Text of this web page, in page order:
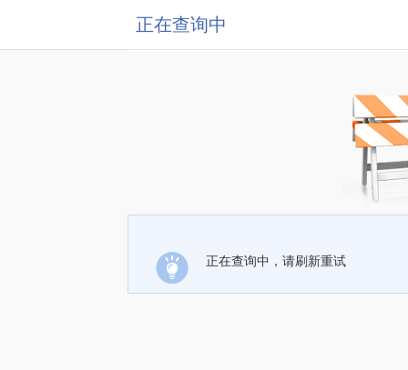
正在查询中
正在查询中，请刷新重试